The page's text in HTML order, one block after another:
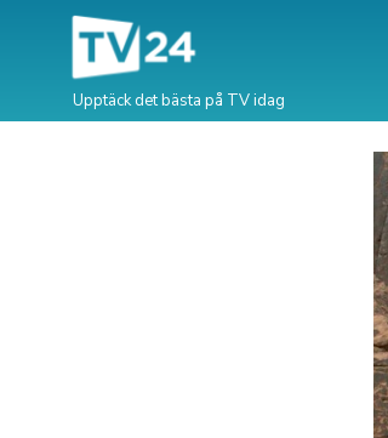
Upptäck det bästa på TV idag